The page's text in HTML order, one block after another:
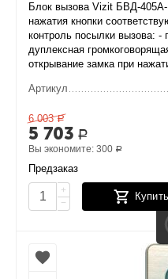
Блок вызова Vizit БВД-
нажатия кнопки
контроль посылки вызова: -
дуплексная
открывание замка при
Артикул
6 003 Р
5 703 Р
Вы экономите:300 Р
Предзаказ
+
−
Купить